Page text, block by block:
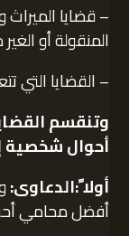
– قضايا
المنقولة أو
– القضايا التي
وتنقسم
أحوال شخصية
أولا ً:الدعاوى:
أفضل محامي